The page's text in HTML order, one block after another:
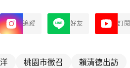
追蹤 好友 訂閱
桃園市徵召 賴清德出訪